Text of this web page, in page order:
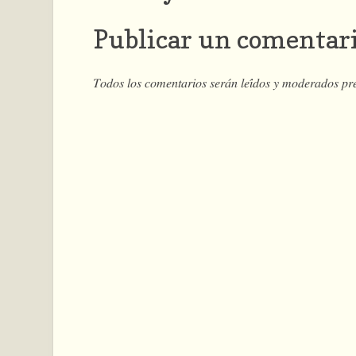
Publicar un
𝑇𝑜𝑑𝑜𝑠 𝑙𝑜𝑠 𝑐𝑜𝑚𝑒𝑛𝑡𝑎𝑟𝑖𝑜𝑠 𝑠𝑒𝑟𝑎́𝑛 𝑙𝑒𝑖́𝑑𝑜𝑠 𝑦 𝑚𝑜𝑑𝑒𝑟𝑎𝑑𝑜𝑠